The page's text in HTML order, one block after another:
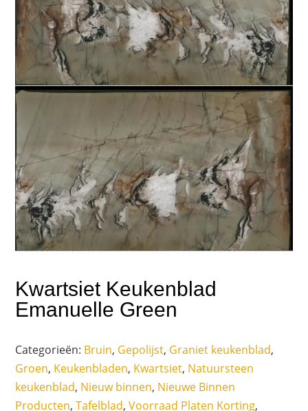
Kwartsiet Keukenblad
Emanuelle Green
Categorieën: Bruin, Gepolijst, Graniet keukenblad,
Groen, Keukenbladen, Kwartsiet, Natuursteen
keukenblad, Nieuw binnen, Nieuwe Binnen
Producten,Tafelblad,Voorraad Platen Korting,